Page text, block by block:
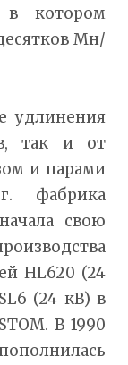
в котором
Мн/
удлинения
так и от
и парами
фабрика
свою
HL620 (24
(24 кВ) в
В 1990